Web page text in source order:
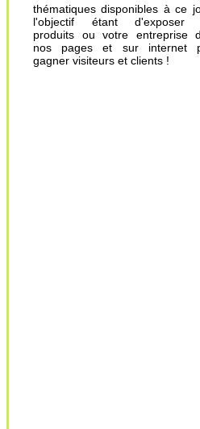
thématiques disponibles à ce
l'objectif étant d'exposer
produits ou votre entreprise
nos pages et sur internet
gagner visiteurs et clients !